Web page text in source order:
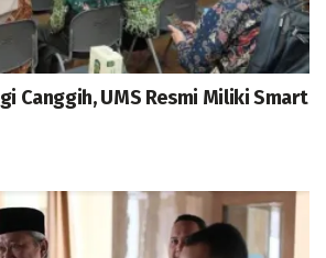
Canggih, UMS Resmi Miliki Smart